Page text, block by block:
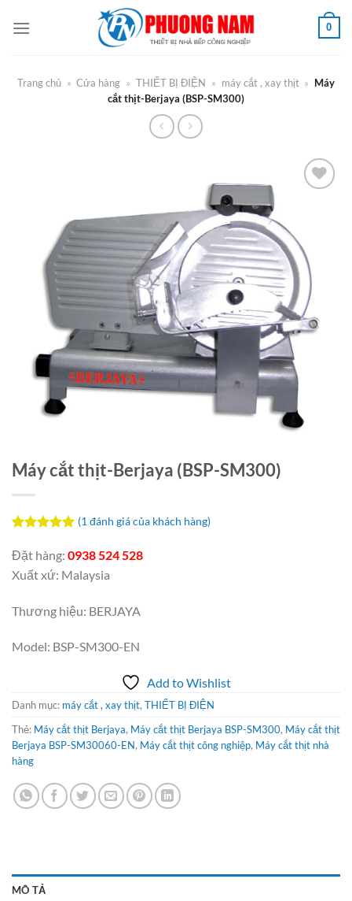
qua
0
Trang chủ » Cửa hàng » THIẾT BỊ ĐIỆN » máy cắt , xay thịt » Máy
cắt thịt-Berjaya (BSP-SM300)
Máy cắt thịt-Berjaya (BSP-SM300)
dựa trên
đánh giá
(1 đánh giá của khách hàng)
Đặt hàng: 0938 524 528
Xuất xứ: Malaysia
Thương hiệu: BERJAYA
Model: BSP-SM300-EN
Add to Wishlist
Danh mục: máy cắt , xay thịt, THIẾT BỊ ĐIỆN
Thẻ: Máy cắt thịt Berjaya, Máy cắt thịt Berjaya BSP-SM300, Máy cắt thịt
Berjaya BSP-SM30060-EN, Máy cắt thịt công nghiệp, Máy cắt thịt nhà
hàng
MÔ TẢ